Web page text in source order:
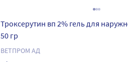
Троксерутин вп 2% гель для
50 гр
ВЕТПРОМ АД